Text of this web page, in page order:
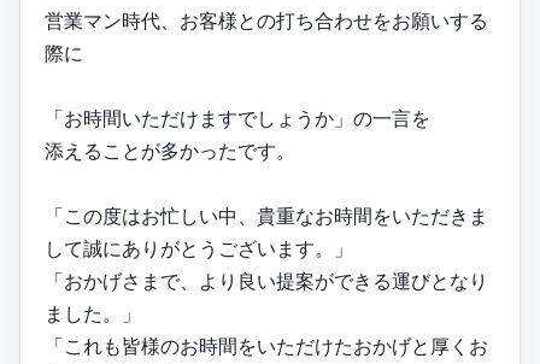
営業マン時代、お客様との打ち合わせをお願いする
際に
「お時間いただけますでしょうか」の一言を
添えることが多かったです。
「この度はお忙しい中、貴重なお時間をいただきま
して誠にありがとうございます。」
「おかげさまで、より良い提案ができる運びとなり
ました。」
「これも皆様のお時間をいただけたおかげと厚くお